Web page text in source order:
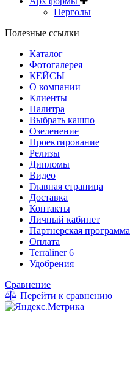
Перголы
Полезные ссылки
Каталог
Фотогалерея
КЕЙСЫ
О компании
Клиенты
Палитра
Выбрать кашпо
Озеленение
Проектирование
Релизы
Дипломы
Видео
Главная страница
Доставка
Контакты
Личный кабинет
Партнерская программа
Оплата
Terraliner 6
Удобрения
Сравнение
Перейти к сравнению